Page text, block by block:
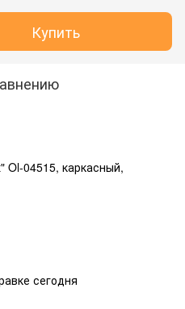
Купить
Ol-04515, каркасный,
сегодня